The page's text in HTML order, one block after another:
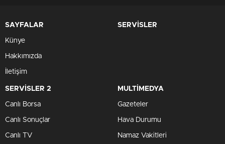
SAYFALAR
Künye
Hakkımızda
İletişim
SERVİSLER
SERVİSLER 2
Canlı Borsa
Canlı Sonuçlar
Canlı TV
MULTİMEDYA
Gazeteler
Hava Durumu
Namaz Vakitleri